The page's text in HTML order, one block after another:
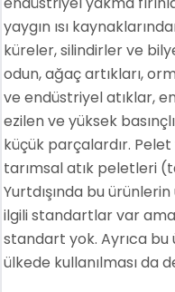
yaygın ısı
küreler, silindirler ve
odun, ağaç artıkları,
ve endüstriyel atıklar,
ezilen ve yüksek
küçük parçalardır.
tarımsal atık peletleri
Yurtdışında bu
ilgili standartlar var
standart yok. Ayrıca bu
ülkede kullanılması da